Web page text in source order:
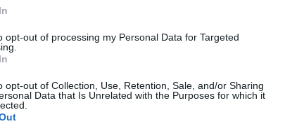
opt-out of processing my Personal Data for Targeted
opt-out of Collection, Use, Retention, Sale, and/or Sharing
Data that Is Unrelated with the Purposes for which it